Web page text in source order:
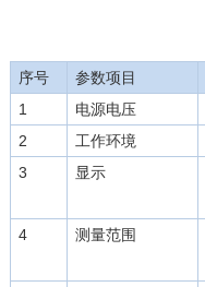
序号 参数项目
1
电源电压
2
工作环境
3
显示
4
测量范围